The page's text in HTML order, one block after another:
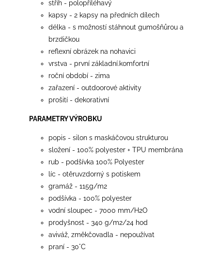
střih - polopřiléhavý
kapsy - 2 kapsy na předních dílech
délka - s možností stáhnout gumošňůrou a
brzdičkou
reflexní obrázek na nohavici
vrstva - první základní.komfortní
roční období - zima
zařazení - outdoorové aktivity
prošití - dekorativní
PARAMETRY VÝROBKU
popis - silon s maskáčovou strukturou
složení - 100% polyester + TPU membrána
rub - podšívka 100% Polyester
líc - otěruvzdorný s potiskem
gramáž - 115g/m2
podšívka - 100% polyester
vodní sloupec - 7000 mm/H2O
prodyšnost - 340 g/m2/24 hod
aviváž, změkčovadla - nepoužívat
praní - 30°C